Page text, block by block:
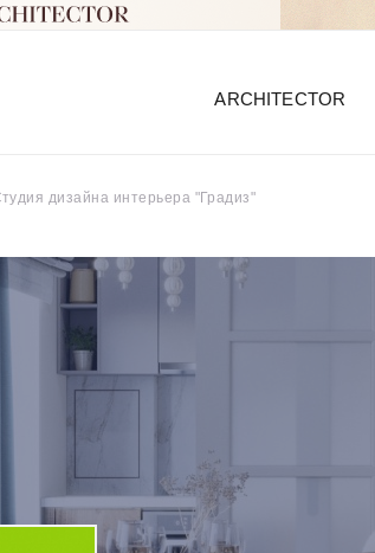
ARCHITECTOR
дизайна интерьера "Градиз"